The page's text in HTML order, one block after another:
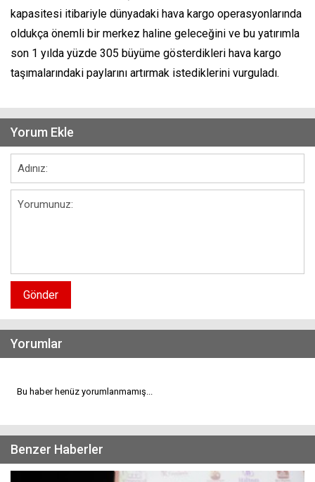
kapasitesi itibariyle dünyadaki hava kargo operasyonlarında
oldukça önemli bir merkez haline geleceğini ve bu yatırımla
son 1 yılda yüzde 305 büyüme gösterdikleri hava kargo
taşımalarındaki paylarını artırmak istediklerini vurguladı.
Yorum Ekle
Gönder
Yorumlar
Bu haber henüz yorumlanmamış...
Benzer Haberler